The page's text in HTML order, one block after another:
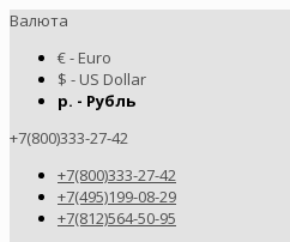
Валюта
€ - Euro
$ - US Dollar
р. - Рубль
+7(800)333-27-42
+7(800)333-27-42
+7(495)199-08-29
+7(812)564-50-95